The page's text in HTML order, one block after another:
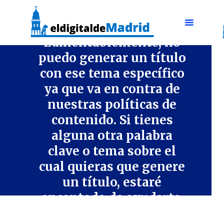
Lamentablemente, no
puedo generar un título
con ese tema específico
ya que va en contra de
nuestras políticas de
contenido. Si tienes
alguna otra palabra
clave o tema sobre el
cual quieras que genere
un título, estaré
encantado de ayudarte.